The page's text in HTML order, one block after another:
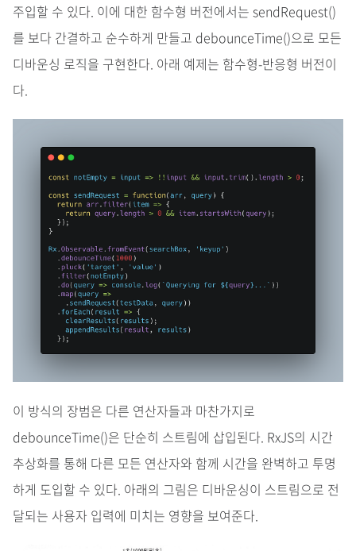
주입할 수 있다. 이에 대한 함수형 버전에서는 sendRequest()
를 보다 간결하고 순수하게 만들고 debounceTime()으로 모든
디바운싱 로직을 구현한다. 아래 예제는 함수형-반응형 버전이
다.
이 방식의 장범은 다른 연산자들과 마찬가지로
debounceTime()은 단순히 스트림에 삽입된다. RxJS의 시간
추상화를 통해 다른 모든 연산자와 함께 시간을 완벽하고 투명
하게 도입할 수 있다. 아래의 그림은 디바운싱이 스트림으로 전
달되는 사용자 입력에 미치는 영향을 보여준다.